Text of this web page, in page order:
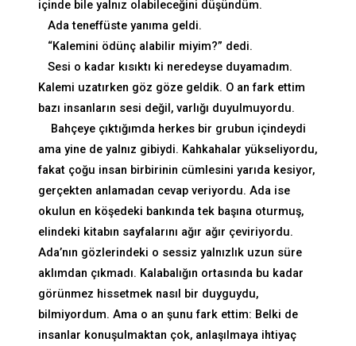
içinde bile yalnız olabileceğini düşündüm.
Ada teneffüste yanıma geldi.
“Kalemini ödünç alabilir miyim?” dedi.
Sesi o kadar kısıktı ki neredeyse duyamadım.
Kalemi uzatırken göz göze geldik. O an fark ettim
bazı insanların sesi değil, varlığı duyulmuyordu.
Bahçeye çıktığımda herkes bir grubun içindeydi
ama yine de yalnız gibiydi. Kahkahalar yükseliyordu,
fakat çoğu insan birbirinin cümlesini yarıda kesiyor,
gerçekten anlamadan cevap veriyordu. Ada ise
okulun en köşedeki bankında tek başına oturmuş,
elindeki kitabın sayfalarını ağır ağır çeviriyordu.
Ada’nın gözlerindeki o sessiz yalnızlık uzun süre
aklımdan çıkmadı. Kalabalığın ortasında bu kadar
görünmez hissetmek nasıl bir duyguydu,
bilmiyordum. Ama o an şunu fark ettim: Belki de
insanlar konuşulmaktan çok, anlaşılmaya ihtiyaç